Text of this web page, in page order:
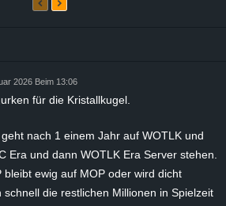
2026 Beim 13:06
für die Kristallkugel.
nach 1 einem Jahr auf WOTLK und
Era und dann WOTLK Era Server stehen.
bleibt ewig auf MOP oder wird dicht
schnell die restlichen Millionen in Spielzeit